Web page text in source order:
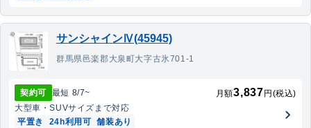
サンシャインⅣ(45945)
群馬県邑楽郡大泉町大字古氷701-1
契約可 最短 8/7~ 月額3,837 円(税込)
大型車・SUVサイズまで対応
平置き
24h利用可 舗装あり